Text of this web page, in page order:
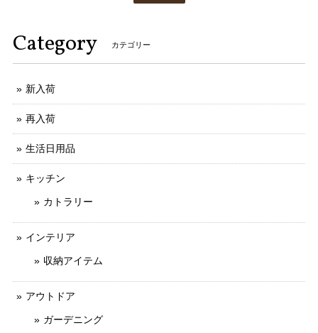
Category カテゴリー
新入荷
再入荷
生活日用品
キッチン
カトラリー
インテリア
収納アイテム
アウトドア
ガーデニング